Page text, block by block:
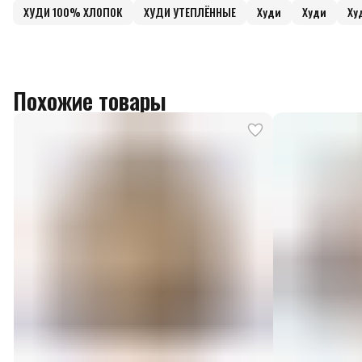
ХУДИ 100% ХЛОПОК ХУДИ УТЕПЛЁННЫЕ Худи Худи
Похожие товары